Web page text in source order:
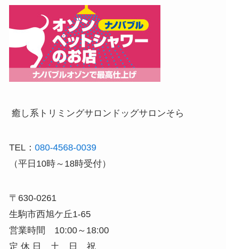
癒し系トリミングサロン ドッグサロンそら
TEL： 080-4568-0039
（平日10時～18時受付）
〒630-0261
生駒市西旭ケ丘1-65
営業時間 10:00～18:00
定 休 日 土 日 祝